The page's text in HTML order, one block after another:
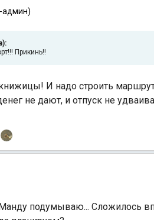
админ)
Прикинь!!
И надо строить
не дают, и отпуск не
подумываю... Сложилось